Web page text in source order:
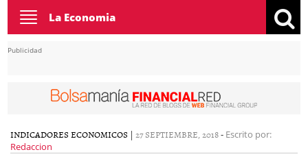
Toggle
navigation
La Economia
Publicidad
INDICADORES ECONOMICOS | 27 SEPTIEMBRE, 2018- Escrito por:
Redaccion